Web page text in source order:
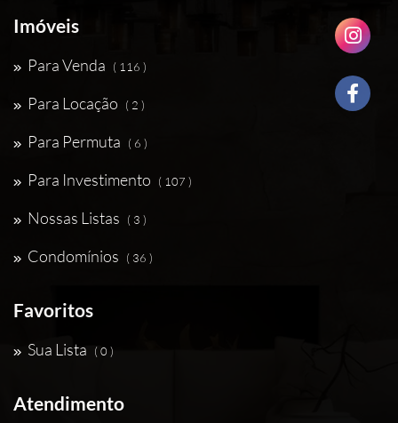
Imóveis
Para Venda ( 116 )
Para Locação ( 2 )
Para Permuta ( 6 )
Para Investimento ( 107 )
Nossas Listas ( 3 )
Condomínios ( 36 )
Favoritos
Sua Lista ( 0 )
Atendimento